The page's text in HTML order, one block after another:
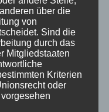
Anstriche.
Akanthusblatt,
falsches Streichen
erfordern
nur ein Pinsel
über die
von
Sind die
durch das
Mitgliedstaaten
Kriterien
oder